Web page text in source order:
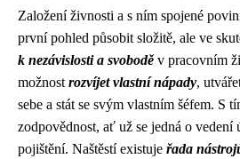
Založení živnosti a s ním spojené
první pohled působit složitě, ale ve
k nezávislosti a svoboděv pracovním
možnost rozvíjet vlastní nápady,
sebe a stát se svým vlastním šéfem. S
zodpovědnost, ať už se jedná o vedení
pojištění. Naštěstí existuje řada